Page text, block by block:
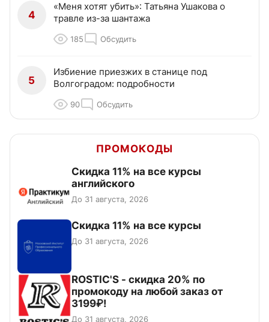
4
«Меня хотят убить»: Татьяна Ушакова о
травле из-за шантажа
185 Обсудить
5
Избиение приезжих в станице под
Волгоградом: подробности
90 Обсудить
ПРОМОКОДЫ
Скидка 11% на все курсы
английского
До 31 августа, 2026
Скидка 11% на все курсы
До 31 августа, 2026
ROSTIC'S - скидка 20% по
промокоду на любой заказ от
3199₽!
До 31 августа, 2026